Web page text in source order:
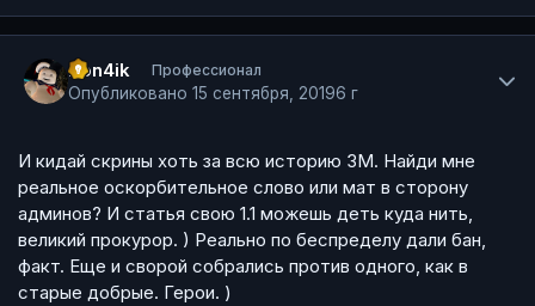
Pon4ik Профессионал
Опубликовано 15 сентября, 20196 г
И кидай скрины хоть за всю историю ЗМ. Найди мне
реальное оскорбительное слово или мат в сторону
админов? И статья свою 1.1 можешь деть куда нить,
великий прокурор. ) Реально по беспределу дали бан,
факт. Еще и сворой собрались против одного, как в
старые добрые. Герои. )